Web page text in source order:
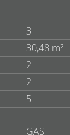
3
30,48 m²
2
2
5
GAS